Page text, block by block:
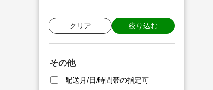
クリア 絞り込む
その他
配送月/日/時間帯の指定可